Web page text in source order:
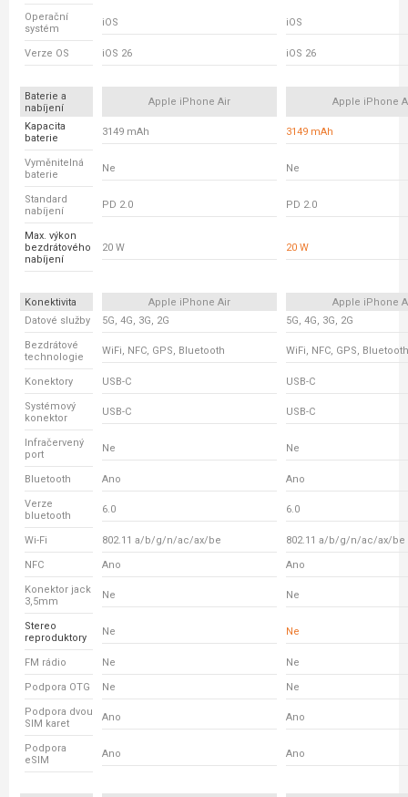
Operační
systém
iOS iOS
Verze OS iOS 26 iOS 26
Baterie a
nabíjení
Apple iPhone Air Apple iPhone
Kapacita
baterie
3149 mAh 3149 mAh
Vyměnitelná
baterie
Ne Ne
Standard
nabíjení
PD 2.0 PD 2.0
Max. výkon
bezdrátového
nabíjení
20 W 20 W
Konektivita Apple iPhone Air
Apple iPhone
Datové služby
5G, 4G, 3G, 2G 5G, 4G, 3G, 2G
Bezdrátové
technologie
WiFi, NFC, GPS, Bluetooth WiFi, NFC, GPS, Bluetooth
Konektory USB-C USB-C
Systémový
konektor
USB-C USB-C
Infračervený
port
Ne Ne
Bluetooth Ano Ano
Verze
bluetooth
6.0 6.0
Wi-Fi 802.11 a/b/g/n/ac/ax/be 802.11 a/b/g/n/ac/ax/be
NFC Ano Ano
Konektor jack
3,5mm
Ne Ne
Stereo
reproduktory
Ne Ne
FM rádio Ne Ne
Podpora OTG Ne Ne
Podpora dvou
SIM karet
Ano Ano
Podpora
eSIM
Ano Ano